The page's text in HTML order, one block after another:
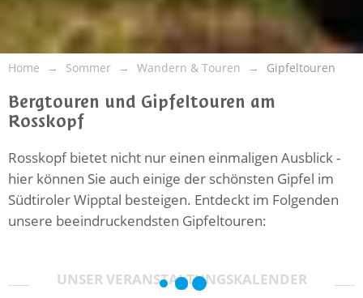
Home Sommer Wandern & Touren Gipfeltouren
Bergtouren und Gipfeltouren am
Rosskopf
Rosskopf bietet nicht nur einen einmaligen Ausblick -
hier können Sie auch einige der schönsten Gipfel im
Südtiroler Wipptal besteigen. Entdeckt im Folgenden
unsere beeindruckendsten Gipfeltouren:
UNSER VERANSTALTUNGSKALENDER